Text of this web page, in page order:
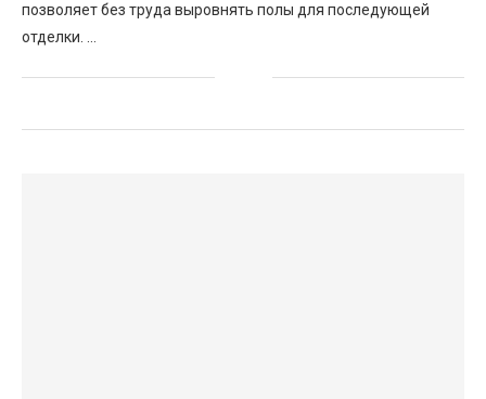
позволяет без труда выровнять полы для последующей
отделки. …